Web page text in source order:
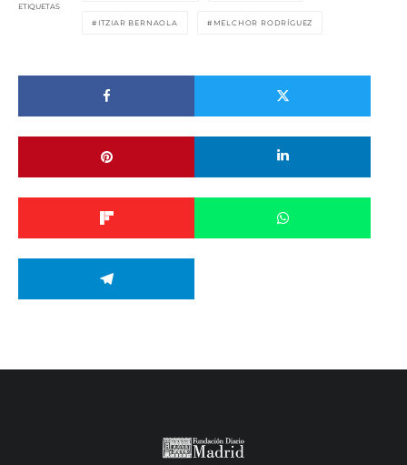
ETIQUETAS
ITZIAR BERNAOLA MELCHOR RODRÍGUEZ